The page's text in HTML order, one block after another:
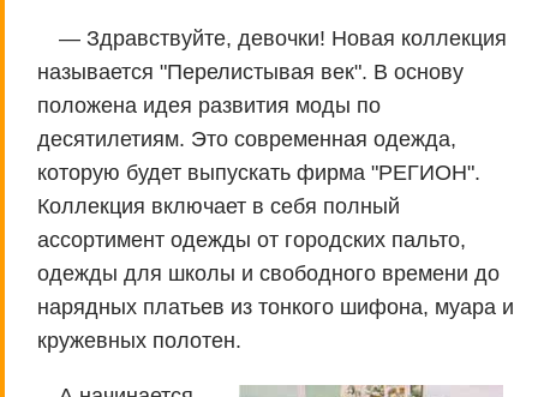
— Здравствуйте, девочки! Новая коллекция
называется "Перелистывая век". В основу
положена идея развития моды по
десятилетиям. Это современная одежда,
которую будет выпускать фирма "РЕГИОН".
Коллекция включает в себя полный
ассортимент одежды от городских пальто,
одежды для школы и свободного времени до
нарядных платьев из тонкого шифона, муара и
кружевных полотен.